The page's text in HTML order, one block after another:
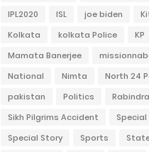
IPL2020
ISL joe biden
Kolkata
kolkata Police KP
Mamata Banerjee
National
Nimta
North 24
pakistan
Politics
Sikh Pilgrims Accident
Special
Special Story
Sports